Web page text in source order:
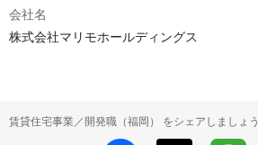
会社名
株式会社マリモホールディングス
賃貸住宅事業／開発職（福岡） をシェアしましょう